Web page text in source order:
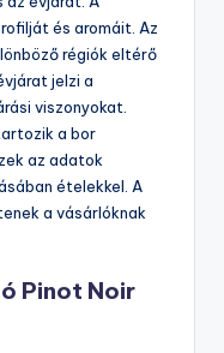
és aromáit. Az
régiók eltérő
jelzi a
viszonyokat.
a bor
az adatok
ételekkel. A
a vásárlóknak
Pinot Noir